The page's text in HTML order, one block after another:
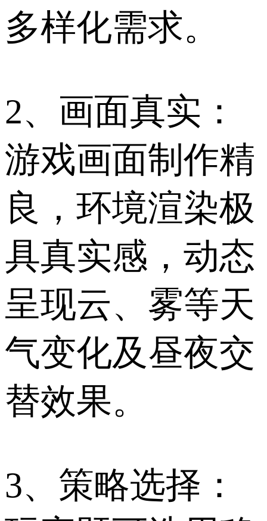
多样化需求。
2、画面真实：
游戏画面制作精
良，环境渲染极
具真实感，动态
呈现云、雾等天
气变化及昼夜交
替效果。
3、策略选择：